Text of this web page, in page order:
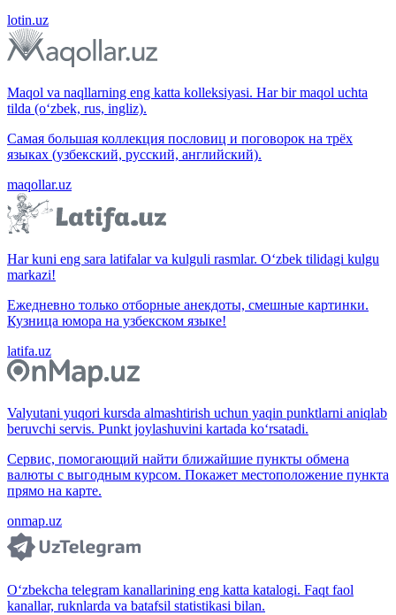
lotin.uz
Maqol va naqllarning eng katta kolleksiyasi. Har bir maqol uchta
tilda (o‘zbek, rus, ingliz).
Самая большая коллекция пословиц и поговорок на трёх
языках (узбекский, русский, английский).
maqollar.uz
Har kuni eng sara latifalar va kulguli rasmlar. O‘zbek tilidagi kulgu
markazi!
Ежедневно только отборные анекдоты, смешные картинки.
Кузница юмора на узбекском языке!
latifa.uz
Valyutani yuqori kursda almashtirish uchun yaqin punktlarni aniqlab
beruvchi servis. Punkt joylashuvini kartada ko‘rsatadi.
Сервис, помогающий найти ближайшие пункты обмена
валюты с выгодным курсом. Покажет местоположение пункта
прямо на карте.
onmap.uz
O‘zbekcha telegram kanallarining eng katta katalogi. Faqt faol
kanallar, ruknlarda va batafsil statistikasi bilan.